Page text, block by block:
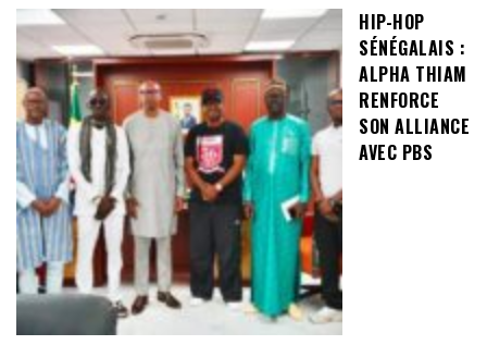
HIP-HOP
SÉNÉGALAIS :
ALPHA THIAM
RENFORCE
SON ALLIANCE
AVEC PBS